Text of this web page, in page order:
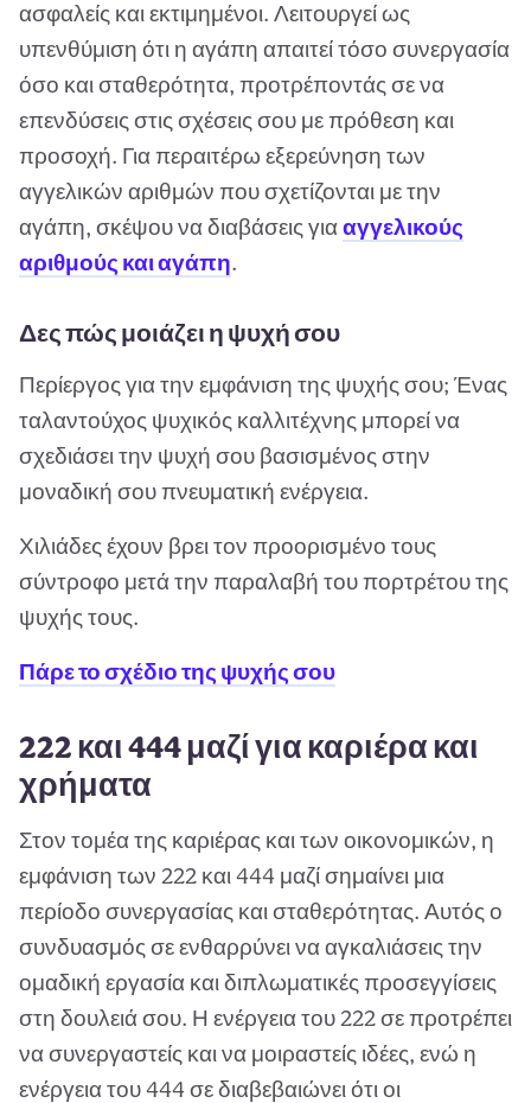
ασφαλείς και εκτιμημένοι. Λειτουργεί ως
υπενθύμιση ότι η αγάπη απαιτεί τόσο συνεργασία
όσο και σταθερότητα, προτρέποντάς σε να
επενδύσεις στις σχέσεις σου με πρόθεση και
προσοχή. Για περαιτέρω εξερεύνηση των
αγγελικών αριθμών που σχετίζονται με την
αγάπη, σκέψου να διαβάσεις γιααγγελικούς
αριθμούς και αγάπη.
Δες πώς μοιάζει η ψυχή σου
Περίεργος για την εμφάνιση της ψυχής σου; Ένας
ταλαντούχος ψυχικός καλλιτέχνης μπορεί να
σχεδιάσει την ψυχή σου βασισμένος στην
μοναδική σου πνευματική ενέργεια.
Χιλιάδες έχουν βρει τον προορισμένο τους
σύντροφο μετά την παραλαβή του πορτρέτου της
ψυχής τους.
Πάρε το σχέδιο της ψυχής σου
222 και 444 μαζί για καριέρα και
χρήματα
Στον τομέα της καριέρας και των οικονομικών, η
εμφάνιση των 222 και 444 μαζί σημαίνει μια
περίοδο συνεργασίας και σταθερότητας. Αυτός ο
συνδυασμός σε ενθαρρύνει να αγκαλιάσεις την
ομαδική εργασία και διπλωματικές προσεγγίσεις
στη δουλειά σου. Η ενέργεια του 222 σε προτρέπει
να συνεργαστείς και να μοιραστείς ιδέες, ενώ η
ενέργεια του 444 σε διαβεβαιώνει ότι οι